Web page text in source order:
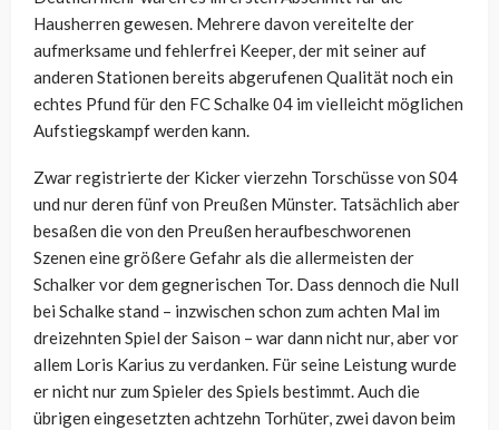
Hausherren gewesen. Mehrere davon vereitelte der
aufmerksame und fehlerfrei Keeper, der mit seiner auf
anderen Stationen bereits abgerufenen Qualität noch ein
echtes Pfund für den FC Schalke 04 im vielleicht möglichen
Aufstiegskampf werden kann.
Zwar registrierte der Kicker vierzehn Torschüsse von S04
und nur deren fünf von Preußen Münster. Tatsächlich aber
besaßen die von den Preußen heraufbeschworenen
Szenen eine größere Gefahr als die allermeisten der
Schalker vor dem gegnerischen Tor. Dass dennoch die Null
bei Schalke stand – inzwischen schon zum achten Mal im
dreizehnten Spiel der Saison – war dann nicht nur, aber vor
allem Loris Karius zu verdanken. Für seine Leistung wurde
er nicht nur zum Spieler des Spiels bestimmt. Auch die
übrigen eingesetzten achtzehn Torhüter, zwei davon beim